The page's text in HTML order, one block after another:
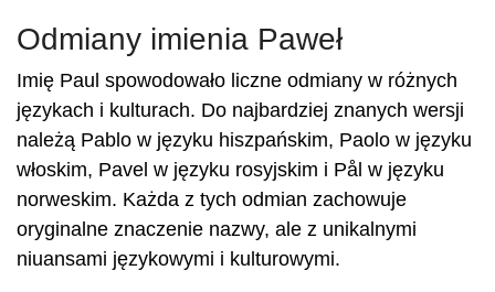
Odmiany imienia Paweł
Imię Paul spowodowało liczne odmiany w różnych
językach i kulturach. Do najbardziej znanych wersji
należą Pablo w języku hiszpańskim, Paolo w języku
włoskim, Pavel w języku rosyjskim i Pål w języku
norweskim. Każda z tych odmian zachowuje
oryginalne znaczenie nazwy, ale z unikalnymi
niuansami językowymi i kulturowymi.